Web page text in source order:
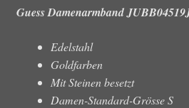
Guess Damenarmband
Edelstahl
Goldfarben
Mit Steinen besetzt
Damen-Standard-Grösse S